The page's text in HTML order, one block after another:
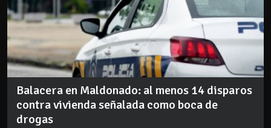
Balacera en Maldonado: al menos 14 disparos
contra vivienda señalada como boca de
drogas